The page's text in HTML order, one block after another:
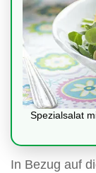
Spezialsalat
In Bezug auf